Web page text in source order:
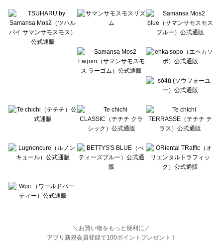
Lugnoncure（ルノンキュール）の一覧
BETTY'S BLUE（べティーズブルー）の一覧
Wpc.（ワールドパーティー）の一覧
＼お買い物をもっと便利に／
アプリ新規会員登録で100ポイントプレゼント！